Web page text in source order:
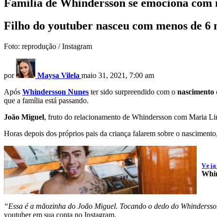
Família de Whindersson se emociona
Filho do youtuber nasceu com menos de 6
Foto: reprodução / Instagram
por Maysa Vilela maio 31, 2021, 7:00 am
Após Whindersson Nunes ter sido surpreendido com o
que a família está passando.
João Miguel, fruto do relacionamento de Whindersson com Maria
Horas depois dos próprios pais da criança falarem sobre o
“Essa é a mãozinha do João Miguel. Tocando o dedo do
youtuber em sua conta no Instagram.